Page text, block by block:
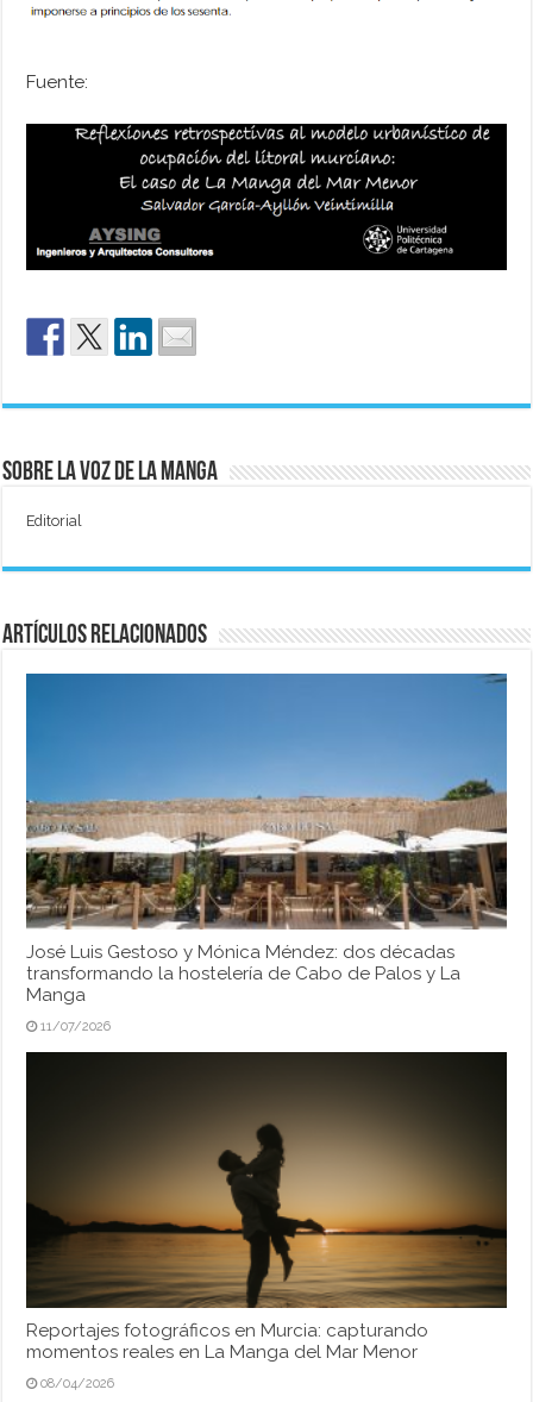
Fuente:
Sobre La Voz de La Manga
Editorial
Artículos relacionados
José Luis Gestoso y Mónica Méndez: dos décadas
transformando la hostelería de Cabo de Palos y La
Manga
11/07/2026
Reportajes fotográficos en Murcia: capturando
momentos reales en La Manga del Mar Menor
08/04/2026